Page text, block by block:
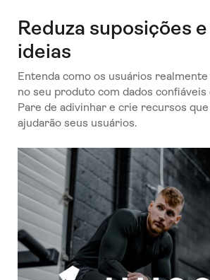
Reduza suposições
ideias
Entenda como os usuários
no seu produto com dados confiáveis
Pare de adivinhar e crie recursos
ajudarão seus usuários.